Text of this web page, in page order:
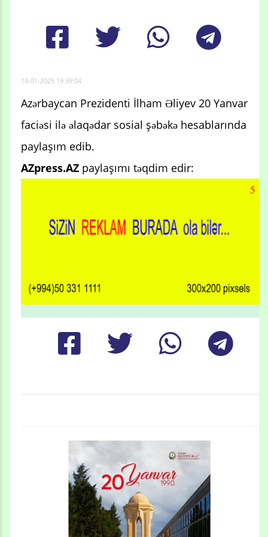
19-01-2025 19:39:04
Azərbaycan Prezidenti İlham Əliyev 20 Yanvar
faciəsi ilə əlaqədar sosial şəbəkə hesablarında
paylaşım edib.
AZpress.AZ paylaşımı təqdim edir: